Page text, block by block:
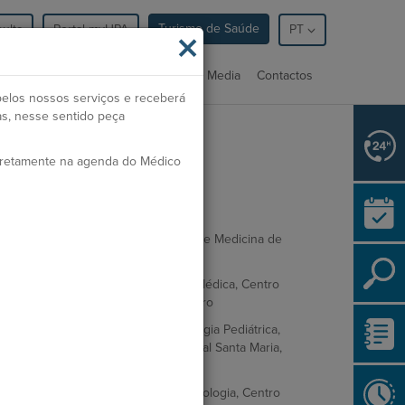
Portal myHPA Turismo de Saúde PT
Serviços Profissionais Media Contactos
×
nossos serviços e receberá
nesse sentido peça
na agenda do Médico
dos Médicos: 36111
Académica
em Medicina, Faculdade de Medicina de
Complementar de Pediatria Médica, Centro
Universitário do Algarve, Faro
de Estudos Especiais em Nefrologia Pediátrica,
Hospitalar Lisboa Norte, Hospital Santa Maria,
de Estudos Especiais em Neonatologia, Centro